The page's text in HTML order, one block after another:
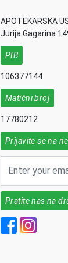
APOTEKARSKA
Jurija Gagarina
PIB
106377144
Matični broj
17780212
Prijavite se na
Pratite nas na